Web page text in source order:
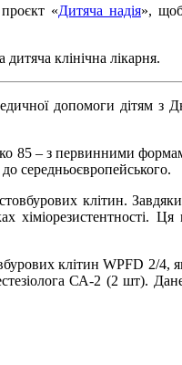
«Дитяча надія»,
клінічна лікарня.
допомоги дітям з
85 – з первинними
середньоєвропейського.
клітин.
Ця
клітин WPFD 2/
СА-2 (2 шт). Дане